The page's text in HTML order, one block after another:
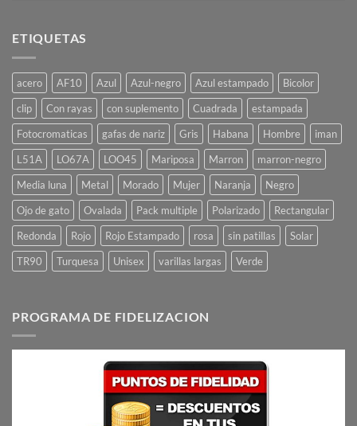
ETIQUETAS
acero AF10 Azul Azul-negro Azul estampado
Bicolor
clip
Con rayas con suplemento Cuadrada
estampada
Fotocromaticas
gafas de nariz Gris Habana Hombre
iman
L51A
LO67A LOO45 Mariposa Marron
marron-negro
Media luna
Metal Morado Mujer Naranja
Negro
Ojo de gato
Ovalada Pack multiple Polarizado
Rectangular
Redonda
Rojo Rojo Estampado rosa sin patillas
Solar
TR90
Turquesa Unisex varillas largas Verde
PROGRAMA DE FIDELIZACION